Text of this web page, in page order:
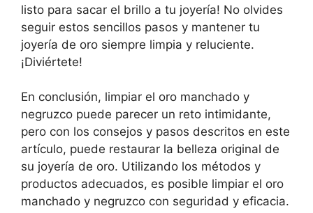
listo para sacar el brillo a tu joyería! No olvides
seguir estos sencillos pasos y mantener tu
joyería de oro siempre limpia y reluciente.
¡Diviértete!
En conclusión, limpiar el oro manchado y
negruzco puede parecer un reto intimidante,
pero con los consejos y pasos descritos en este
artículo, puede restaurar la belleza original de
su joyería de oro. Utilizando los métodos y
productos adecuados, es posible limpiar el oro
manchado y negruzco con seguridad y eficacia.